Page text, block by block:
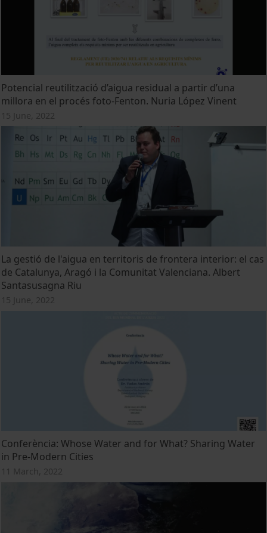
Potencial reutilització d’aigua residual a partir d’una
millora en el procés foto-Fenton. Nuria López Vinent
15 June, 2022
La gestió de l'aigua en territoris de frontera interior: el cas
de Catalunya, Aragó i la Comunitat Valenciana. Albert
Santasusagna Riu
15 June, 2022
Conferència: Whose Water and for What? Sharing Water
in Pre-Modern Cities
11 March, 2022